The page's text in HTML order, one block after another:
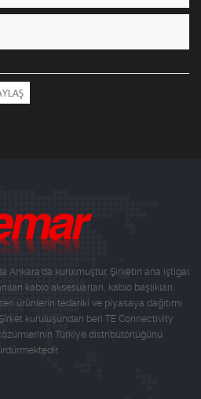
Ankara'da kurulmuştur. Şirketin ana iştigal
kablo aksesuarları, kablo başlıkları,
ürünlerin tedariki ve piyasaya dağıtımı
Şirket kuruluşundan beri TE Connectivity
Türkiye distribütörlüğünü